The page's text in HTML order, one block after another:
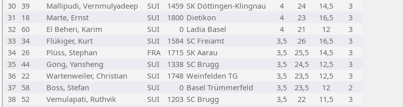
30 39 Mallipudi, Vernmulyadeep SUI 1459 SK Döttingen-Klingnau 4 24 14,5
3
31
18 Marte, Ernst SUI 1800 Dietikon 4 23 16,5
3
32 60 El Beheri, Karim SUI 0 Ladia Basel 4 21 12
3
33 34 Flükiger, Kurt SUI 1584 SC Freiamt 3,5 26 16,5
3
34 26 Plüss, Stephan FRA 1715 SK Aarau 3,5 25,5 14,5
3
35 44 Gong, Yansheng SUI 1338 SC Brugg 3,5 24,5 12,5
3
36 22 Wartenweiler, Christian SUI 1748 Weinfelden TG 3,5 23,5 12,5
3
37 58 Boss, Stefan SUI 0 Basel Trümmerfeld 3,5 23,5 12
2
38 52 Vemulapati, Ruthvik SUI 1203 SC Brugg 3,5 22 11,5
3